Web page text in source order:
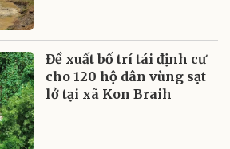
Đề xuất bố trí tái định cư
cho 120 hộ dân vùng sạt
lở tại xã Kon Braih